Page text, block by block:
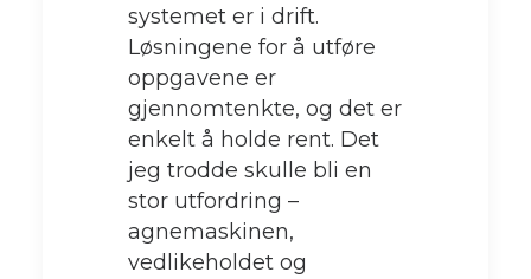
systemet er i drift.
Løsningene for å utføre
oppgavene er
gjennomtenkte, og det er
enkelt å holde rent. Det
jeg trodde skulle bli en
stor utfordring –
agnemaskinen,
vedlikeholdet og